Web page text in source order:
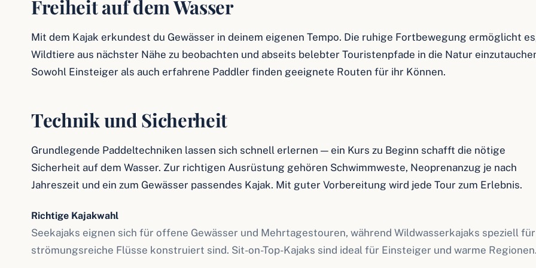
Freiheit auf dem Wasser
Mit dem Kajak erkundest du Gewässer in deinem eigenen Tempo. Die ruhige Fortbewegung ermöglicht
Wildtiere aus nächster Nähe zu beobachten und abseits belebter Touristenpfade in die Natur
Sowohl Einsteiger als auch erfahrene Paddler finden geeignete Routen für ihr Können.
Technik und Sicherheit
Grundlegende Paddeltechniken lassen sich schnell erlernen — ein Kurs zu Beginn schafft die nötige
Sicherheit auf dem Wasser. Zur richtigen Ausrüstung gehören Schwimmweste, Neoprenanzug je nach
Jahreszeit und ein zum Gewässer passendes Kajak. Mit guter Vorbereitung wird jede Tour zum Erlebnis.
Richtige Kajakwahl
Seekajaks eignen sich für offene Gewässer und Mehrtagestouren, während Wildwasserkajaks speziell für
strömungsreiche Flüsse konstruiert sind. Sit-on-Top-Kajaks sind ideal für Einsteiger und warme Regionen.